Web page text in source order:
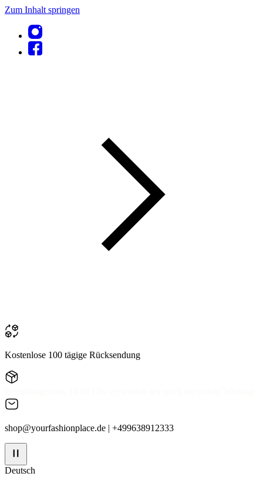
Zum Inhalt springen
Kostenlose 100 tägige Rücksendung
shop@yourfashionplace.de | +499638912333
Deutsch